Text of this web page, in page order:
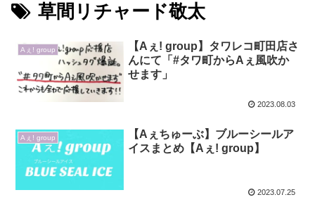
草間リチャード敬太
Aぇ! group
【Aぇ! group】タワレコ町田店さ
んにて「#タワ町からAぇ風吹か
せます」
2023.08.03
Aぇ! group
【Aぇちゅーぶ】ブルーシールア
イスまとめ【Aぇ! group】
2023.07.25